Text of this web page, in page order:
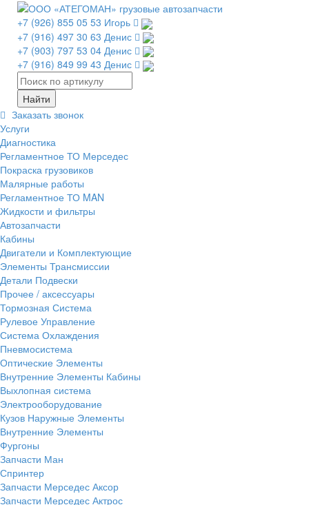
+7 (926) 855 05 53 Игорь
+7 (916) 497 30 63 Денис
+7 (903) 797 53 04 Денис
+7 (916) 849 99 43 Денис
Заказать звонок
Услуги
Диагностика
Регламентное ТО Мерседес
Покраска грузовиков
Малярные работы
Регламентное ТО MAN
Жидкости и фильтры
Автозапчасти
Кабины
Двигатели и Комплектующие
Элементы Трансмиссии
Детали Подвески
Прочее / аксессуары
Тормозная Система
Рулевое Управление
Система Охлаждения
Пневмосистема
Оптические Элементы
Внутренние Элементы Кабины
Выхлопная система
Электрооборудование
Кузов Наружные Элементы
Внутренние Элементы
Фургоны
Запчасти Ман
Спринтер
Запчасти Мерседес Аксор
Запчасти Мерседес Актрос